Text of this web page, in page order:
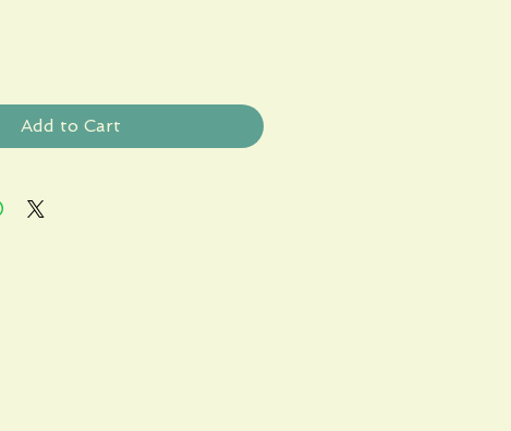
Add to Cart